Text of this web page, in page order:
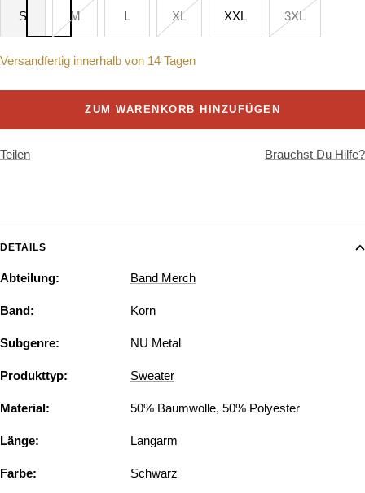
S M L XL XXL 3XL
Versandfertig innerhalb von 14 Tagen
ZUM WARENKORB HINZUFÜGEN
Teilen Brauchst Du Hilfe?
DETAILS
Abteilung: Band Merch
Band: Korn
Subgenre: NU Metal
Produkttyp: Sweater
Material: 50% Baumwolle, 50% Polyester
Länge: Langarm
Farbe: Schwarz